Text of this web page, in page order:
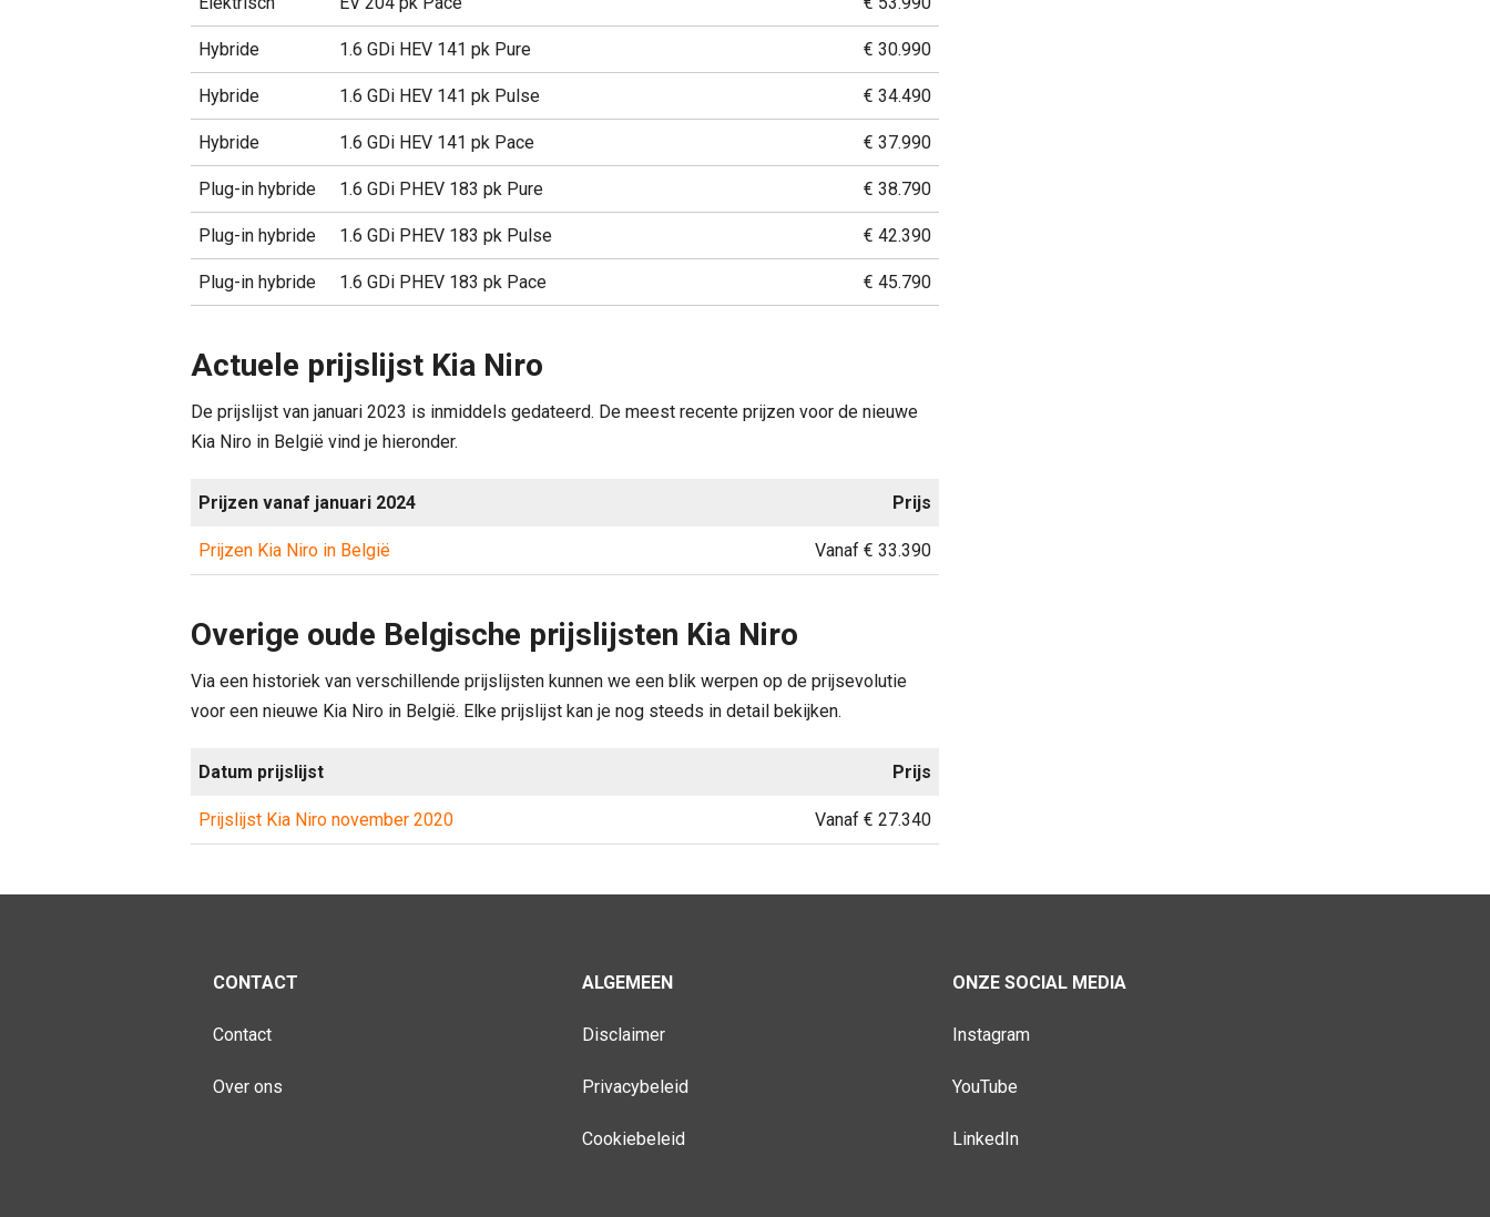
Hybride 1.6 GDi HEV 141 pk Pure € 30.990
Hybride 1.6 GDi HEV 141 pk Pulse € 34.490
Hybride 1.6 GDi HEV 141 pk Pace € 37.990
Plug-in hybride 1.6 GDi PHEV 183 pk Pure € 38.790
Plug-in hybride 1.6 GDi PHEV 183 pk Pulse € 42.390
Plug-in hybride 1.6 GDi PHEV 183 pk Pace € 45.790
Actuele prijslijst Kia Niro
De prijslijst van januari 2023 is inmiddels gedateerd. De meest recente prijzen voor de nieuwe
Kia Niro in België vind je hieronder.
Prijzen vanaf januari 2024 Prijs
Prijzen Kia Niro in België Vanaf € 33.390
Overige oude Belgische prijslijsten Kia Niro
Via een historiek van verschillende prijslijsten kunnen we een blik werpen op de prijsevolutie
voor een nieuwe Kia Niro in België. Elke prijslijst kan je nog steeds in detail bekijken.
Datum prijslijst Prijs
Prijslijst Kia Niro november 2020 Vanaf € 27.340
CONTACT
Contact
Over ons
ALGEMEEN
Disclaimer
Privacybeleid
Cookiebeleid
ONZE SOCIAL MEDIA
Instagram
YouTube
LinkedIn